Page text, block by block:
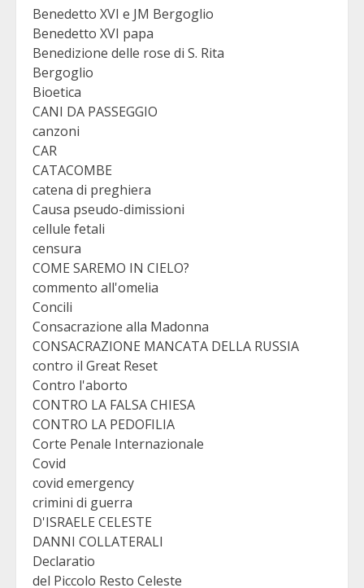
Benedetto XVI e JM Bergoglio
Benedetto XVI papa
Benedizione delle rose di S. Rita
Bergoglio
Bioetica
CANI DA PASSEGGIO
canzoni
CAR
CATACOMBE
catena di preghiera
Causa pseudo-dimissioni
cellule fetali
censura
COME SAREMO IN CIELO?
commento all'omelia
Concili
Consacrazione alla Madonna
CONSACRAZIONE MANCATA DELLA RUSSIA
contro il Great Reset
Contro l'aborto
CONTRO LA FALSA CHIESA
CONTRO LA PEDOFILIA
Corte Penale Internazionale
Covid
covid emergency
crimini di guerra
D'ISRAELE CELESTE
DANNI COLLATERALI
Declaratio
del Piccolo Resto Celeste